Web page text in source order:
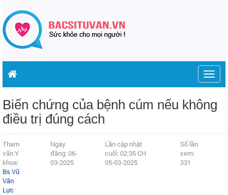
Biến chứng của bệnh cúm nếu không
điều trị đúng cách
Tham
vấn Y
khoa:
Bs Vũ
Văn
Lực
Ngày
đăng: 06-
03-2025
Lần cập nhật
cuối: 02:35 CH
05-03-2025
Số lần
xem:
331